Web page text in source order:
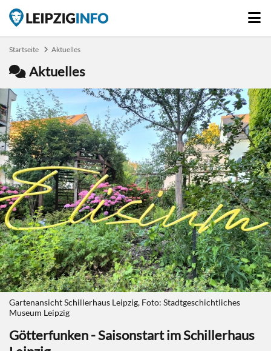
Startseite Aktuelles
Aktuelles
Gartenansicht Schillerhaus Leipzig, Foto: Stadtgeschichtliches
Museum Leipzig
Götterfunken - Saisonstart im Schillerhaus